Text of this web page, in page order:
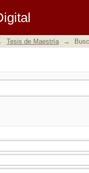
Tesis de Maestría →